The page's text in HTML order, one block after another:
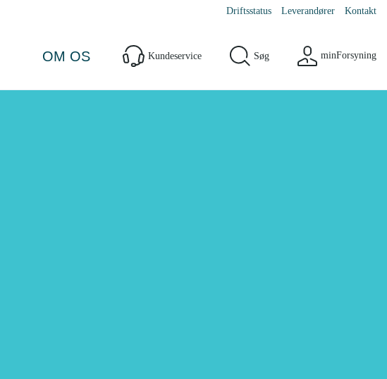
Driftsstatus Leverandører Kontakt
OM OS Kundeservice Søg minForsyning